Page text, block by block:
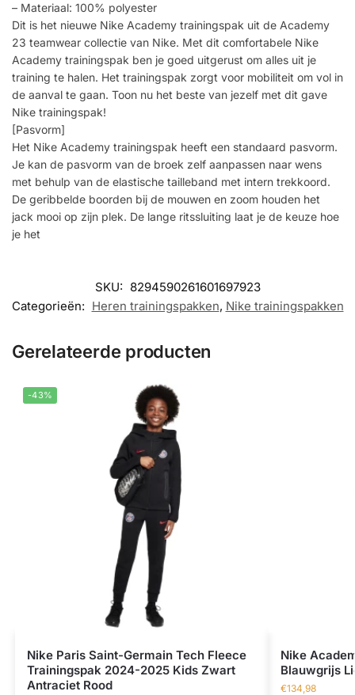
– Materiaal: 100% polyester
Dit is het nieuwe Nike Academy trainingspak uit de Academy
23 teamwear collectie van Nike. Met dit comfortabele Nike
Academy trainingspak ben je goed uitgerust om alles uit je
training te halen. Het trainingspak zorgt voor mobiliteit om vol in
de aanval te gaan. Toon nu het beste van jezelf met dit gave
Nike trainingspak!
[Pasvorm]
Het Nike Academy trainingspak heeft een standaard pasvorm.
Je kan de pasvorm van de broek zelf aanpassen naar wens
met behulp van de elastische tailleband met intern trekkoord.
De geribbelde boorden bij de mouwen en zoom houden het
jack mooi op zijn plek. De lange ritssluiting laat je de keuze hoe
je het
SKU: 8294590261601697923
Categorieën: Heren trainingspakken, Nike trainingspakken
Gerelateerde producten
-43%
Nike Paris Saint-Germain Tech Fleece
Trainingspak 2024-2025 Kids Zwart
Antraciet Rood
Nike
Blauwgrijs
€134,98